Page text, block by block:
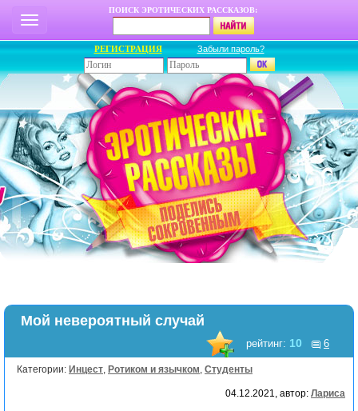
ПОИСК ЭРОТИЧЕСКИХ РАССКАЗОВ:
РЕГИСТРАЦИЯ Забыли пароль?
Мой невероятный случай
рейтинг: 10 6
Категории: Инцест, Ротиком и язычком, Студенты
04.12.2021, автор: Лариса